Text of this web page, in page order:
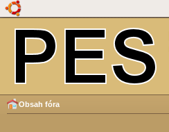
Obsah fóra